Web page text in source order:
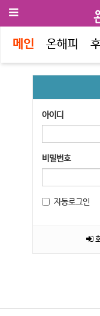
메인 온해피
아이디
비밀번호
자동로그인